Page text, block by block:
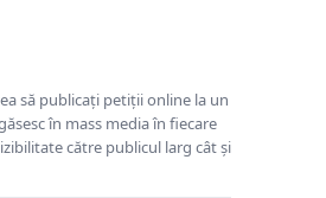
să publicați petiții online la un
în mass media în fiecare
către publicul larg cât și